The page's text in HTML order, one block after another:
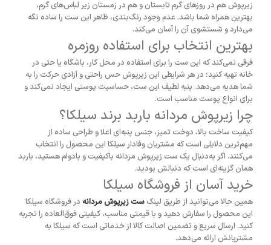
زیرپوش هم در روزهای گرم تابستان و هم در زمستان زیر لباس‌های گرم،
بهترین همراه شما باشد. عدم وجود رنگ‌بندی، ظاهر این ست را ساده نگه
می‌دارد و شستشوی آن را آسان می‌کند.
بهترین انتخاب برای استفاده روزمره
فرقی نمی‌کند که این ست را برای استفاده در محل کار، باشگاه یا حتی در
خانه تهیه کنید؛ در هر شرایطی این زیرپوش حس راحتی و آزادی حرکت را به
شما هدیه می‌دهد. پنبه لطیف این ست، حساسیت پوستی ایجاد نمی‌کند و
برای انواع پوست مناسب است.
چرا زیرپوش مردانه باربد برند سیلکا؟
کیفیت ساخت بالا، دوخت تمیز، جنس پنبه‌ای اعلا و طراحی ساده از
مهم‌ترین دلایلی است که مشتریان وفادار سیلکا این محصول را انتخاب
می‌کنند. اگر به‌دنبال یک ست زیرپوش مردانه باکیفیت و بادوام هستید، باربد
همان گزینه‌ای است که دنبالش بودید.
خرید آسان از فروشگاه سیلکا
همین حالا می‌توانید از طریق لینک ست زیرپوش مردانه در فروشگاه سیلکا
این محصول را سفارش دهید و با قیمتی مناسب، کیفیتی فوق‌العاده را تجربه
کنید. ارسال سریع و تضمین اصالت کالا از خدماتی است که سیلکا به
مشتریانش ارائه می‌دهد.